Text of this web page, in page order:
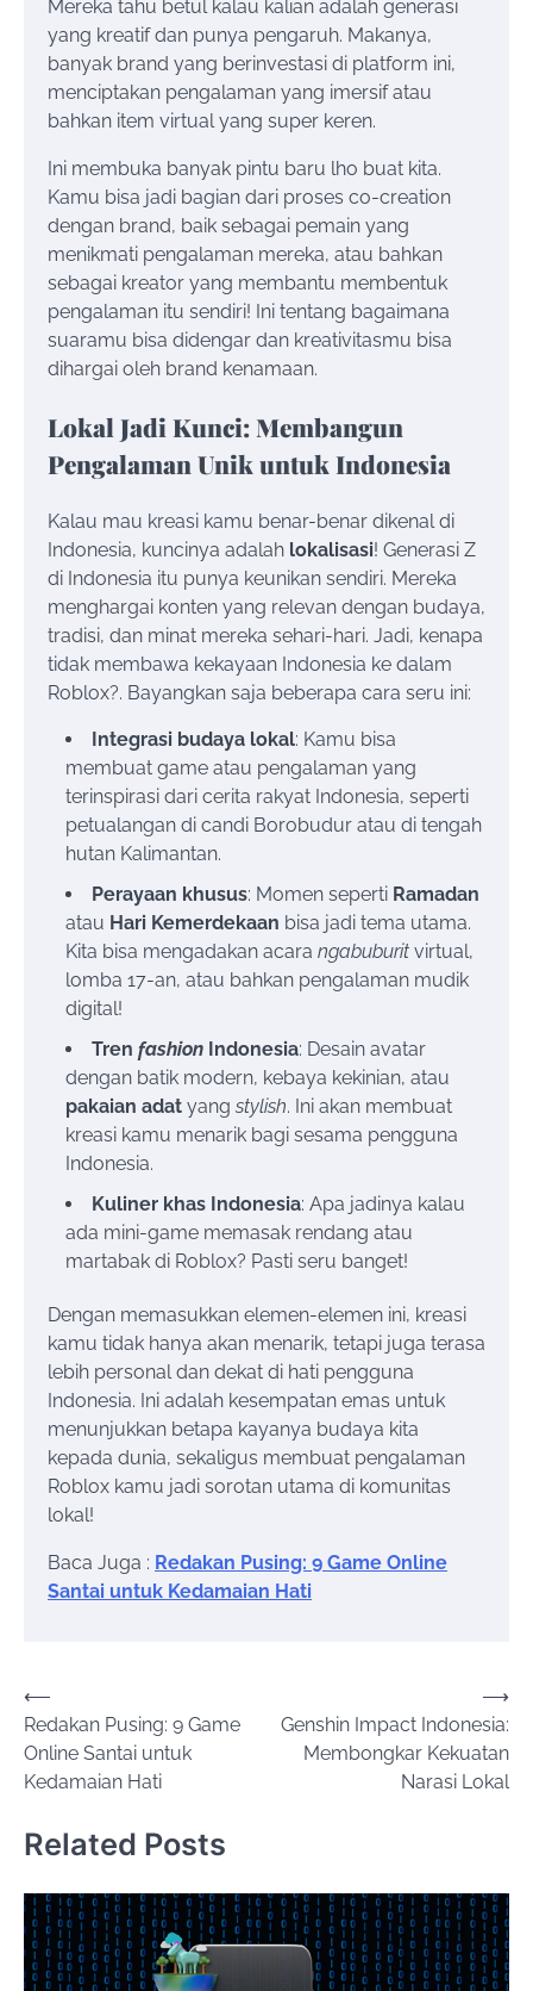
Mereka tahu betul kalau kalian adalah generasi
yang kreatif dan punya pengaruh. Makanya,
banyak brand yang berinvestasi di platform ini,
menciptakan pengalaman yang imersif atau
bahkan item virtual yang super keren.
Ini membuka banyak pintu baru lho buat kita.
Kamu bisa jadi bagian dari proses co-creation
dengan brand, baik sebagai pemain yang
menikmati pengalaman mereka, atau bahkan
sebagai kreator yang membantu membentuk
pengalaman itu sendiri! Ini tentang bagaimana
suaramu bisa didengar dan kreativitasmu bisa
dihargai oleh brand kenamaan.
Lokal Jadi Kunci: Membangun
Pengalaman Unik untuk Indonesia
Kalau mau kreasi kamu benar-benar dikenal di
Indonesia, kuncinya adalah lokalisasi! Generasi Z
di Indonesia itu punya keunikan sendiri. Mereka
menghargai konten yang relevan dengan budaya,
tradisi, dan minat mereka sehari-hari. Jadi, kenapa
tidak membawa kekayaan Indonesia ke dalam
Roblox?. Bayangkan saja beberapa cara seru ini:
Integrasi budaya lokal: Kamu bisa
membuat game atau pengalaman yang
terinspirasi dari cerita rakyat Indonesia, seperti
petualangan di candi Borobudur atau di tengah
hutan Kalimantan.
Perayaan khusus: Momen seperti Ramadan
atau Hari Kemerdekaan bisa jadi tema utama.
Kita bisa mengadakan acara ngabuburit virtual,
lomba 17-an, atau bahkan pengalaman mudik
digital!
Tren fashion Indonesia: Desain avatar
dengan batik modern, kebaya kekinian, atau
pakaian adat yang stylish. Ini akan membuat
kreasi kamu menarik bagi sesama pengguna
Indonesia.
Kuliner khas Indonesia: Apa jadinya kalau
ada mini-game memasak rendang atau
martabak di Roblox? Pasti seru banget!
Dengan memasukkan elemen-elemen ini, kreasi
kamu tidak hanya akan menarik, tetapi juga terasa
lebih personal dan dekat di hati pengguna
Indonesia. Ini adalah kesempatan emas untuk
menunjukkan betapa kayanya budaya kita
kepada dunia, sekaligus membuat pengalaman
Roblox kamu jadi sorotan utama di komunitas
lokal!
Baca Juga : Redakan Pusing: 9 Game Online
Santai untuk Kedamaian Hati
Post
navigation
⟵
Redakan Pusing: 9 Game
Online Santai untuk
Kedamaian Hati
Genshin Impact Indonesia:
Membongkar Kekuatan
Narasi Lokal
⟶
Related Posts